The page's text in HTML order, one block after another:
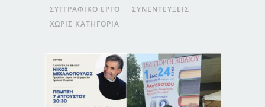
ΣΥΓΓΡΑΦΙΚΌ ΈΡΓΟ
ΣΥΝΕΝΤΕΎΞΕΙΣ
ΧΩΡΊΣ ΚΑΤΗΓΟΡΊΑ